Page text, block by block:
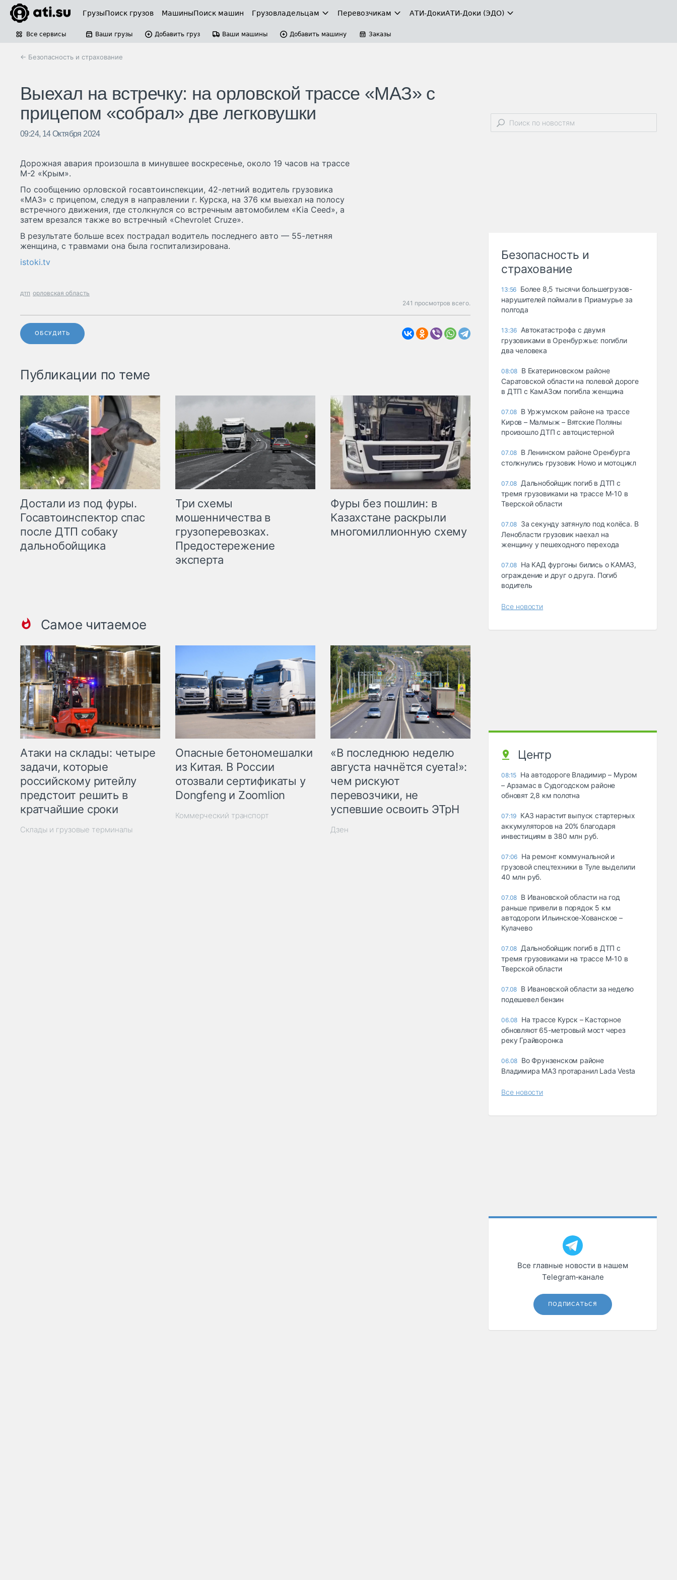
ГрузыПоиск грузов МашиныПоиск машин Грузовладельцам Перевозчикам АТИ-ДокиАТИ-Доки (ЭДО)
Все сервисы Ваши грузы Добавить груз Ваши машины Добавить машину Заказы
← Безопасность и страхование
Выехал на встречку: на орловской трассе «МАЗ» с
прицепом «собрал» две легковушки
09:24, 14 Октября 2024
Дорожная авария произошла в минувшее воскресенье, около 19 часов на трассе
М-2 «Крым».
По сообщению орловской госавтоинспекции, 42-летний водитель грузовика
«МАЗ» с прицепом, следуя в направлении г. Курска, на 376 км выехал на полосу
встречного движения, где столкнулся со встречным автомобилем «Kia Ceed», а
затем врезался также во встречный «Chevrolet Cruze».
В результате больше всех пострадал водитель последнего авто — 55-летняя
женщина, с травмами она была госпитализирована.
istoki.tv
дтп орловская область
241 просмотров всего.
ОБСУДИТЬ
Публикации по теме
Достали из под фуры.
Госавтоинспектор спас
после ДТП собаку
дальнобойщика
Три схемы
мошенничества в
грузоперевозках.
Предостережение
эксперта
Фуры без пошлин: в
Казахстане раскрыли
многомиллионную схему
Самое читаемое
Атаки на склады: четыре
задачи, которые
российскому ритейлу
предстоит решить в
кратчайшие сроки
Склады и грузовые терминалы
Опасные бетономешалки
из Китая. В России
отозвали сертификаты у
Dongfeng и Zoomlion
Коммерческий транспорт
«В последнюю неделю
августа начнётся суета!»:
чем рискуют
перевозчики, не
успевшие освоить ЭТрН
Дзен
Безопасность и
страхование
13:56 Более 8,5 тысячи большегрузов-
нарушителей поймали в Приамурье за
полгода
13:36 Автокатастрофа с двумя
грузовиками в Оренбуржье: погибли
два человека
08:08 В Екатериновском районе
Саратовской области на полевой дороге
в ДТП с КамАЗом погибла женщина
07.08 В Уржумском районе на трассе
Киров – Малмыж – Вятские Поляны
произошло ДТП с автоцистерной
07.08 В Ленинском районе Оренбурга
столкнулись грузовик Howo и мотоцикл
07.08 Дальнобойщик погиб в ДТП с
тремя грузовиками на трассе М-10 в
Тверской области
07.08 За секунду затянуло под колёса. В
Ленобласти грузовик наехал на
женщину у пешеходного перехода
07.08 На КАД фургоны бились о КАМАЗ,
ограждение и друг о друга. Погиб
водитель
Все новости
Центр
08:15 На автодороге Владимир – Муром
– Арзамас в Судогодском районе
обновят 2,8 км полотна
07:19 КАЗ нарастит выпуск стартерных
аккумуляторов на 20% благодаря
инвестициям в 380 млн руб.
07:06 На ремонт коммунальной и
грузовой спецтехники в Туле выделили
40 млн руб.
07.08 В Ивановской области на год
раньше привели в порядок 5 км
автодороги Ильинское-Хованское –
Кулачево
07.08 Дальнобойщик погиб в ДТП с
тремя грузовиками на трассе М-10 в
Тверской области
07.08 В Ивановской области за неделю
подешевел бензин
06.08 На трассе Курск – Касторное
обновляют 65-метровый мост через
реку Грайворонка
06.08 Во Фрунзенском районе
Владимира МАЗ протаранил Lada Vesta
Все новости
Все главные новости в нашем
Telegram‑канале
ПОДПИСАТЬСЯ